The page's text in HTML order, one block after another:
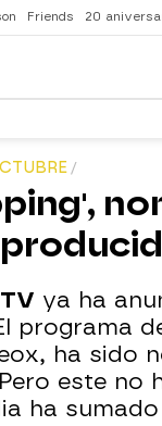
Friends 20
ya ha
programa
ha sido
este no
ha